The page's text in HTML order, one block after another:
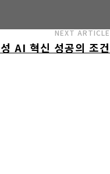
NEXT ARTICLE
AI 혁신 성공의 조건